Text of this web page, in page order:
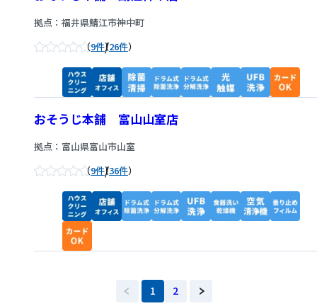
拠点：福井県鯖江市神中町
9件/26件
おそうじ本舗 富山山室店
拠点：富山県富山市山室
9件/36件
1 2